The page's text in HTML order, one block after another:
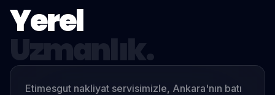
Yerel
Uzmanlık.
Etimesgut nakliyat servisimizle, Ankara'nın batı